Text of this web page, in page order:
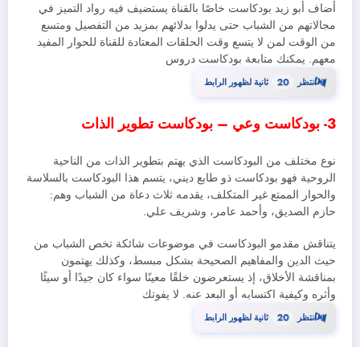
أضاف أبو زيد بودكاست خاصًا بالقناة يستضيف فيه رواد التميز في
مجالاتهم من الشباب حتى يدلوا بدلائهم بمزيد من التفصيل ومتسع
من الوقت لمن لا يتسع وقت الحلقات المعتادة للقناة للحوار المفيد
معهم. يمكنك متابعة بودكاست دروس
⏳انتظر 19 ثانية لظهور الرابط
3- بودكاست وعي – بودكاست تطوير الذات
نوع مختلف من البودكاست الذي يهتم بتطوير الذات من الناحية
الروحية فهو بودكاست ذو طابع ديني، يتسم هذا البودكاست بالسلاسة
والحوار الممتع غير المتكلف، يقدمه ثلاث دعاة من الشباب وهم:
حازم الصديق، وأحمد عامر، وشريف علي.
يتناقش مقدمو البودكاست في موضوعات شائكة تخص الشباب من
حيث الدين والمفاهيم الصحيحة بشكل مبسط، وكذلك يهتمون
بمناقشة الأخلاق، إذ يستعرضون خلقًا معينًا سواء كان جيدًا أو سيئًا
وأثره وكيفية اكتسابه أو البعد عنه. لا يفوتك
⏳انتظر 19 ثانية لظهور الرابط